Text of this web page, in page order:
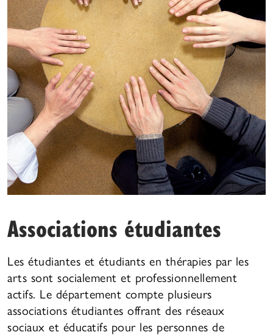
Associations étudiantes
Les étudiantes et étudiants en thérapies par les
arts sont socialement et professionnellement
actifs. Le département compte plusieurs
associations étudiantes offrant des réseaux
sociaux et éducatifs pour les personnes de